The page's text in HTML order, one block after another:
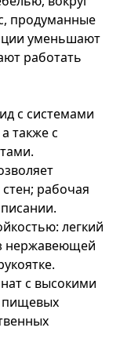
продуманные
уменьшают
работать
с системами
также с
рабочая
легкий
нержавеющей
с высокими
пищевых